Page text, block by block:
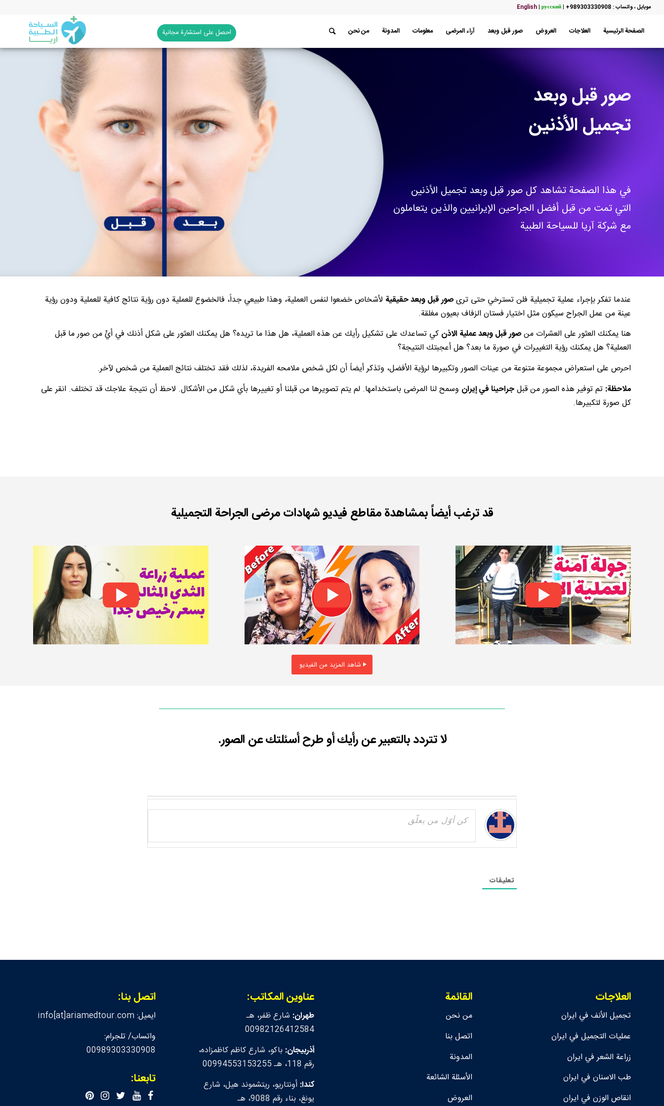
موبایل ، واتساب : 989303330908+ |
English|русский
الصفحة الرئيسية العلاجات العروض صور قبل وبعد آراء المرضى معلومات المدونة من نحن احصل على استشارة مجانية
صور قبل وبعد
تجميل الأذنين
في هذا الصفحة تشاهد كل صور قبل وبعد تجميل الأذنين
التي تمت من قبل أفضل الجراحين الإيرانيين والذين يتعاملون
مع شركة آريا للسياحة الطبية
عندما تفكر بإجراء عملية تجميلية فلن تسترخي حتى ترىصور قبل وبعد حقيقية لأشخاص خضعوا لنفس العملية، وهذا طبيعي جداً، فالخضوع للعملية دون رؤية نتائج كافية للعملية ودون رؤية
عينة من عمل الجراح سيكون مثل اختيار فستان الزفاف بعيون مغلقة.
هنا يمكنك العثور على العشرات منصور قبل وبعد عملية الاذن كي تساعدك على تشكيل رأيك عن هذه العملية، هل هذا ما تريده؟ هل يمكنك العثور على شكل أذنك في أيٍّ من صور ما قبل
العملية؟ هل يمكنك رؤية التغييرات في صورة ما بعد؟ هل أعجبتك النتيجة؟
احرص على استعراض مجموعة متنوعة من عينات الصور وتكبيرها لرؤية الأفضل، وتذكر أيضاً أن لكل شخص ملامحه الفريدة، لذلك فقد تختلف نتائج العملية من شخص لآخر.
ملاحظة: تم توفير هذه الصور من قبلجراحينا في إيران وسمح لنا المرضى باستخدامها. لم يتم تصويرها من قبلنا أو تغييرها بأي شكل من الأشكال. لاحظ أن نتيجة علاجك قد تختلف. انقر على
كل صورة لتكبيرها.
قد ترغب أيضاً بمشاهدة مقاطع فيديو شهادات مرضى الجراحة التجميلية
شاهد المزيد من الفيديو
لا تتردد بالتعبير عن رأيك أو طرح أسئلتك عن الصور.
تعليقات
العلاجات
تجمیل الأنف في ايران
عمليات التجميل في ايران
زراعة الشعر في ايران
طب الاسنان في ايران
انقاص الوزن في ايران
القائمة
من نحن
اتصل بنا
المدونة
الأسئلة الشائعة
العروض
عناوين المكاتب:
طهران: شارع ظفر، هـ
00982126412584
أذربيجان: باكو، شارع كاظم كاظمزاده،
رقم 118، هـ 00994553153255
كندا: أونتاريو، ريتشموند هيل، شارع
يونغ، بناء رقم 9088، هـ
اتصل بنا:
ايميل:info[at]ariamedtour.com
واتساب/ تلجرام:
00989303330908
تابعنا: